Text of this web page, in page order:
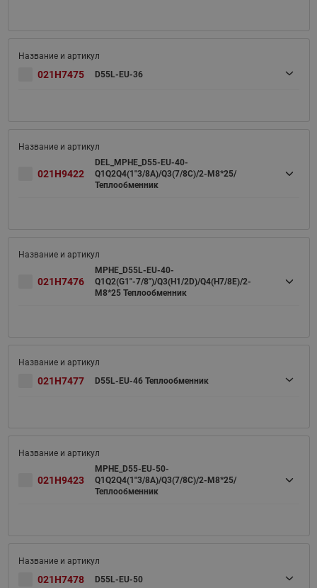
021H7475 D55L-EU-36
021H9422
DEL_MPHE_D55-EU-40-
Q1Q2Q4(1''3/8A)/Q3(7/8C)/2-M8*25/
Теплообменник
021H7476
MPHE_D55L-EU-40-
Q1Q2(G1"-7/8")/Q3(H1/2D)/Q4(H7/8E)/2-
M8*25 Теплообменник
021H7477 D55L-EU-46 Теплообменник
021H9423
MPHE_D55-EU-50-
Q1Q2Q4(1''3/8A)/Q3(7/8C)/2-M8*25/
Теплообменник
021H7478 D55L-EU-50